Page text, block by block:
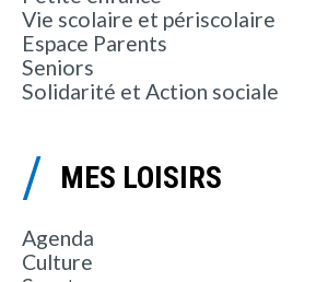
Vie scolaire et périscolaire
Espace Parents
Seniors
Solidarité et Action sociale
MES LOISIRS
Agenda
Culture